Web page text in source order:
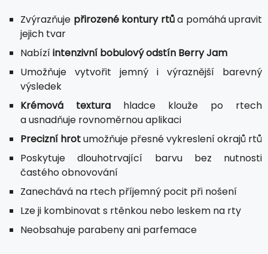
Zvýrazňuje přirozené kontury rtůa pomáhá upravit
jejich tvar
Nabízíintenzivní bobulový odstín Berry Jam
Umožňuje vytvořit jemný i výraznější barevný
výsledek
Krémová textura hladce klouže po rtech
a usnadňuje rovnoměrnou aplikaci
Precizní hrotumožňuje přesné vykreslení okrajů rtů
Poskytuje dlouhotrvající barvu bez nutnosti
častého obnovování
Zanechává na rtech příjemný pocit při nošení
Lze ji kombinovat s rtěnkou nebo leskem na rty
Neobsahuje parabeny ani parfemace